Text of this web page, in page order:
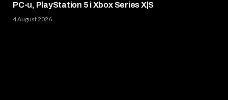
PC-u, PlayStation 5 i Xbox Series X|S
4 August 2026